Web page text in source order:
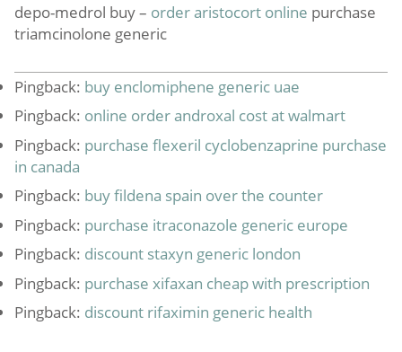
depo-medrol buy – order aristocort online purchase
triamcinolone generic
Pingback: buy enclomiphene generic uae
Pingback: online order androxal cost at walmart
Pingback: purchase flexeril cyclobenzaprine purchase
in canada
Pingback: buy fildena spain over the counter
Pingback: purchase itraconazole generic europe
Pingback: discount staxyn generic london
Pingback: purchase xifaxan cheap with prescription
Pingback: discount rifaximin generic health